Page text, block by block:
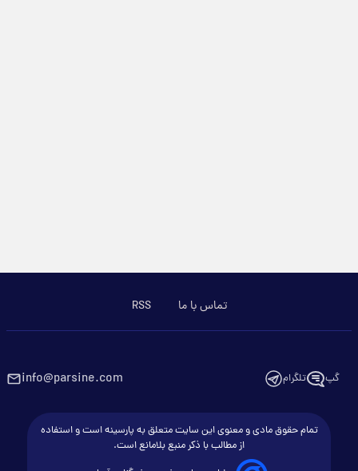
تماس با ما RSS
گپ تلگرام info@parsine.com
تمام حقوق مادی و معنوی این سایت متعلق به پارسینه است و استفاده
از مطالب با ذکر منبع بلامانع است.